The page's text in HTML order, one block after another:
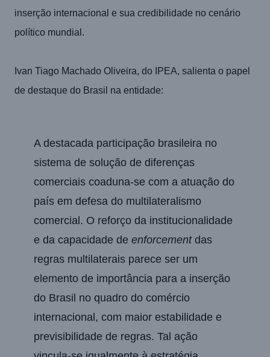
inserção internacional e sua credibilidade no cenário
político mundial.
Ivan Tiago Machado Oliveira, do IPEA, salienta o papel
de destaque do Brasil na entidade:
A destacada participação brasileira no
sistema de solução de diferenças
comerciais coaduna-se com a atuação do
país em defesa do multilateralismo
comercial. O reforço da institucionalidade
e da capacidade de enforcementdas
regras multilaterais parece ser um
elemento de importância para a inserção
do Brasil no quadro do comércio
internacional, com maior estabilidade e
previsibilidade de regras. Tal ação